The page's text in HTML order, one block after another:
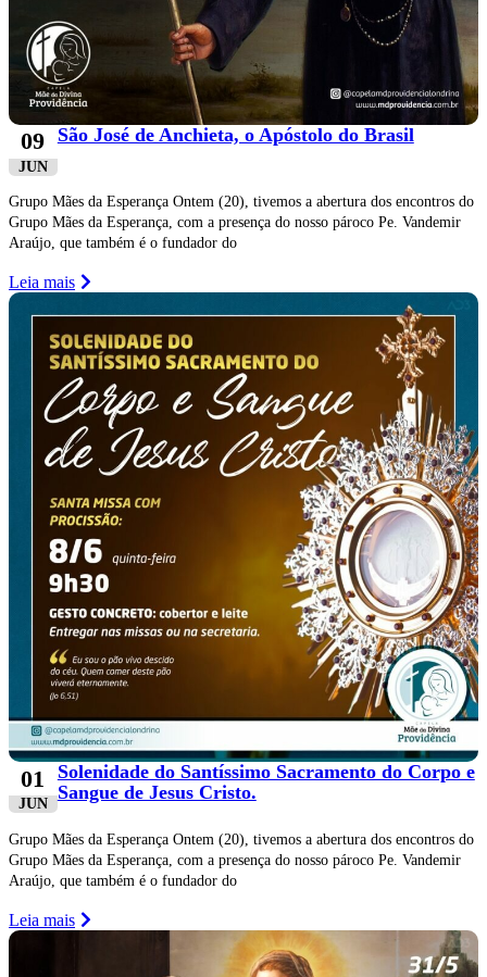
09
JUN
São José de Anchieta, o Apóstolo do Brasil
Grupo Mães da Esperança Ontem (20), tivemos a abertura dos encontros do
Grupo Mães da Esperança, com a presença do nosso pároco Pe. Vandemir
Araújo, que também é o fundador do
Leia mais
01
JUN
Solenidade do Santíssimo Sacramento do Corpo e
Sangue de Jesus Cristo.
Grupo Mães da Esperança Ontem (20), tivemos a abertura dos encontros do
Grupo Mães da Esperança, com a presença do nosso pároco Pe. Vandemir
Araújo, que também é o fundador do
Leia mais